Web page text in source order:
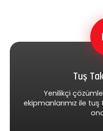
Tuş
Yenilikçi
ekipmanlarımız ile tuş